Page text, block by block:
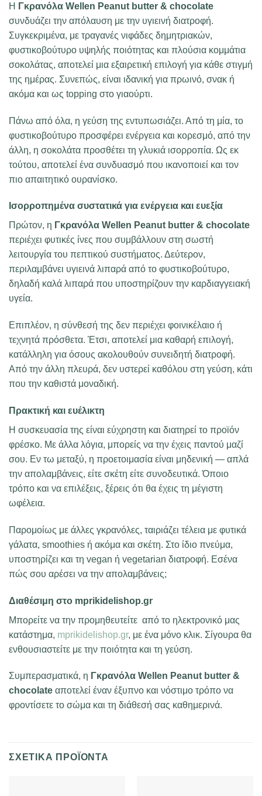
Η Γκρανόλα Wellen Peanut butter & chocolate
συνδυάζει την απόλαυση με την υγιεινή διατροφή.
Συγκεκριμένα, με τραγανές νιφάδες δημητριακών,
φυστικοβούτυρο υψηλής ποιότητας και πλούσια κομμάτια
σοκολάτας, αποτελεί μια εξαιρετική επιλογή για κάθε στιγμή
της ημέρας. Συνεπώς, είναι ιδανική για πρωινό, σνακ ή
ακόμα και ως topping στο γιαούρτι.
Πάνω από όλα, η γεύση της εντυπωσιάζει. Από τη μία, το
φυστικοβούτυρο προσφέρει ενέργεια και κορεσμό, από την
άλλη, η σοκολάτα προσθέτει τη γλυκιά ισορροπία. Ως εκ
τούτου, αποτελεί ένα συνδυασμό που ικανοποιεί και τον
πιο απαιτητικό ουρανίσκο.
Ισορροπημένα συστατικά για ενέργεια και ευεξία
Πρώτον, η Γκρανόλα Wellen Peanut butter & chocolate
περιέχει φυτικές ίνες που συμβάλλουν στη σωστή
λειτουργία του πεπτικού συστήματος. Δεύτερον,
περιλαμβάνει υγιεινά λιπαρά από το φυστικοβούτυρο,
δηλαδή καλά λιπαρά που υποστηρίζουν την καρδιαγγειακή
υγεία.
Επιπλέον, η σύνθεσή της δεν περιέχει φοινικέλαιο ή
τεχνητά πρόσθετα. Έτσι, αποτελεί μια καθαρή επιλογή,
κατάλληλη για όσους ακολουθούν συνειδητή διατροφή.
Από την άλλη πλευρά, δεν υστερεί καθόλου στη γεύση, κάτι
που την καθιστά μοναδική.
Πρακτική και ευέλικτη
Η συσκευασία της είναι εύχρηστη και διατηρεί το προϊόν
φρέσκο. Με άλλα λόγια, μπορείς να την έχεις παντού μαζί
σου. Εν τω μεταξύ, η προετοιμασία είναι μηδενική — απλά
την απολαμβάνεις, είτε σκέτη είτε συνοδευτικά. Όποιο
τρόπο και να επιλέξεις, ξέρεις ότι θα έχεις τη μέγιστη
ωφέλεια.
Παρομοίως με άλλες γκρανόλες, ταιριάζει τέλεια με φυτικά
γάλατα, smoothies ή ακόμα και σκέτη. Στο ίδιο πνεύμα,
υποστηρίζει και τη vegan ή vegetarian διατροφή. Εσένα
πώς σου αρέσει να την απολαμβάνεις;
Διαθέσιμη στο mprikidelishop.gr
Μπορείτε να την προμηθευτείτε από το ηλεκτρονικό μας
κατάστημα, mprikidelishop.gr, με ένα μόνο κλικ. Σίγουρα θα
ενθουσιαστείτε με την ποιότητα και τη γεύση.
Συμπερασματικά, η Γκρανόλα Wellen Peanut butter &
chocolate αποτελεί έναν έξυπνο και νόστιμο τρόπο να
φροντίσετε το σώμα και τη διάθεσή σας καθημερινά.
ΣΧΕΤΙΚΆ ΠΡΟΪΌΝΤΑ